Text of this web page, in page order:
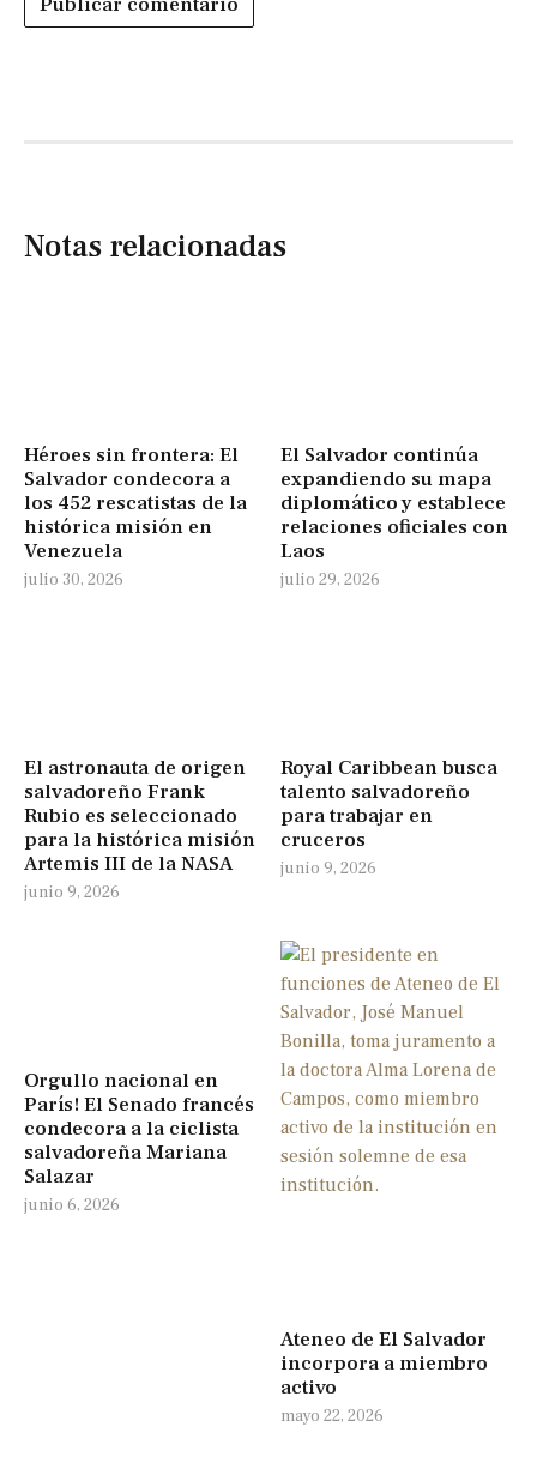
Notas relacionadas
Héroes sin frontera: El
Salvador condecora a
los 452 rescatistas de la
histórica misión en
Venezuela
julio 30, 2026
El Salvador continúa
expandiendo su mapa
diplomático y establece
relaciones oficiales con
Laos
julio 29, 2026
El astronauta de origen
salvadoreño Frank
Rubio es seleccionado
para la histórica misión
Artemis III de la NASA
junio 9, 2026
Royal Caribbean busca
talento salvadoreño
para trabajar en
cruceros
junio 9, 2026
Orgullo nacional en
París! El Senado francés
condecora a la ciclista
salvadoreña Mariana
Salazar
junio 6, 2026
Ateneo de El Salvador
incorpora a miembro
activo
mayo 22, 2026